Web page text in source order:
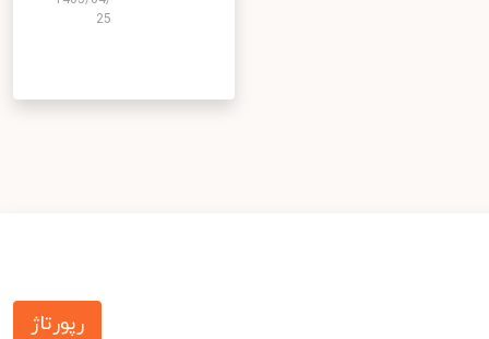
25
رپورتاژ